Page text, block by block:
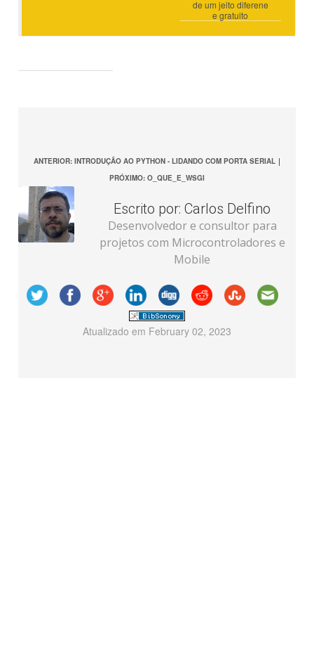
de um jeito diferene
e gratuito
ANTERIOR: INTRODUÇÃO AO PYTHON - LIDANDO COM PORTA SERIAL |
PRÓXIMO: O_QUE_E_WSGI
Escrito por: Carlos Delfino
Desenvolvedor e consultor para
projetos com Microcontroladores e
Mobile
Atualizado em February 02, 2023